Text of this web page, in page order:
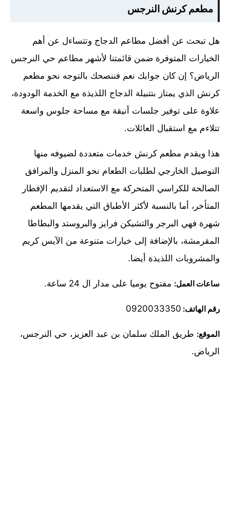
مطعم كرنش النرجس
هل تبحث عن أفضل مطاعم الدجاج وتتساءل عن أهم
الخيارات المتوفرة ضمن قائمتنا لأشهر مطاعم حي النرجس
الرياض؟ إن كان جوابك نعم فننصحك بالتوجه نحو مطعم
كرنش الذي يمتاز بتتبيلة الدجاج اللذيذة مع الخدمة الودودة،
علاوة على توفير جلسات أنيقة مع مساحة جلوس واسعة
تتلاءم مع استقبال العائلات.
هذا ويقدم مطعم كرنش خدمات متعددة لضيوفه منها
التوصيل الخارجي لطلبات الطعام نحو المنزل والمرافق
الصالحة للكراسي المتحركة مع الاستعداد لتقديم الإفطار
المتأخر، أما بالنسبة لأكثر الأطباق التي يقدمها المطعم
شهرة فهي البرجر والتشيكن فرايز والبروستد والبطاطا
المقرمشة، بالإضافة إلى خيارات متنوعة من الآيس كريم
والمشروبات اللذيذة أيضا.
ساعات العمل: مفتوح يوميا على مدار ال 24 ساعة.
رقم الهاتف: 0920033350
الموقع: طريق الملك سلمان بن عبد العزيز، حي النرجس،
الرياض.